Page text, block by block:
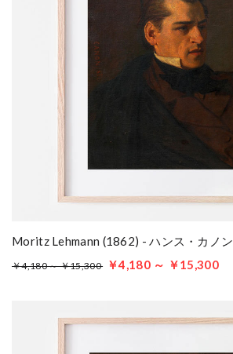
Moritz Lehmann (1862) - ハンス・カノン
￥4,180 ～ ￥15,300 ￥4,180 ～ ￥15,300